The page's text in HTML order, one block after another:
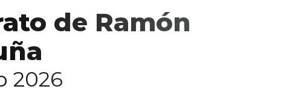
de Ramón
2026